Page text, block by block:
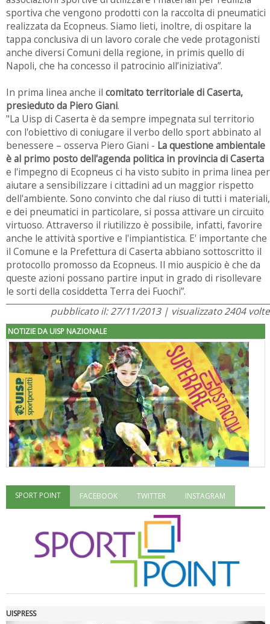
sportiva che vengono prodotti con la raccolta di pneumatici
realizzata da Ecopneus. Siamo lieti, inoltre, di ospitare la
tappa conclusiva di un lavoro corale che vede protagonisti
anche diversi Comuni della regione, in primis quello di
Napoli, che ha concesso il patrocinio all’iniziativa”.
In prima linea anche il comitato territoriale di Caserta,
presieduto da Piero Giani.
"La Uisp di Caserta è da sempre impegnata sul territorio
con l'obiettivo di coniugare il verbo dello sport abbinato al
benessere – osserva Piero Giani - La questione ambientale
è al primo posto dell'agenda politica in provincia di Caserta
e l'impegno di Ecopneus ci ha visto subito in prima linea per
aiutare a sensibilizzare i cittadini ad un maggior rispetto
dell'ambiente. Sono convinto che dal riuso di tutti i materiali,
e dei pneumatici in particolare, si possa attivare un circuito
virtuoso. Attraverso il riutilizzo è possibile, infatti, favorire
anche le attività sportive e l'impiantistica. E' importante che
il Comune e la Prefettura di Caserta abbiano sottoscritto il
protocollo promosso da Ecopneus. Il mio auspicio è che da
queste azioni possano partire input in grado di risollevare
le sorti della cosiddetta Terra dei Fuochi”.
pubblicato il: 27/11/2013 | visualizzato 2404 volte
NOTIZIE DA UISP NAZIONALE
"Superare gli ostacoli": la relazione di Tiziano Pesce al CN Uisp
SPORT POINT FACEBOOK TWITTER INSTAGRAM
UISPRESS